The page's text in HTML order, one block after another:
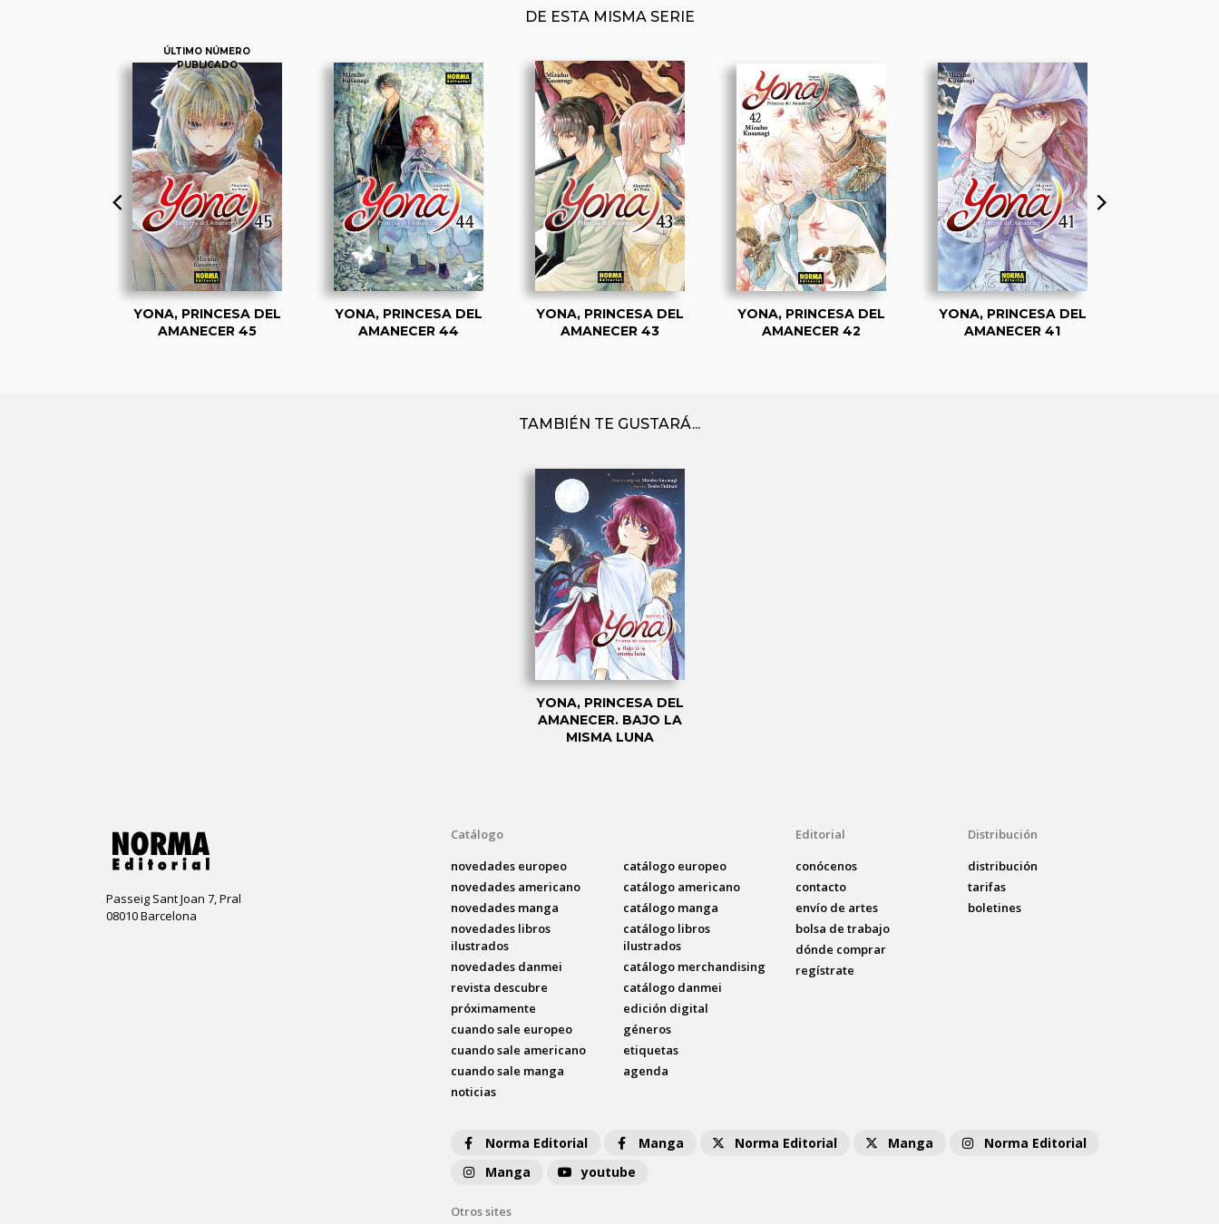
DE ESTA MISMA SERIE
ÚLTIMO NÚMERO
PUBLICADO
YONA, PRINCESA DEL
AMANECER 45
YONA, PRINCESA DEL
AMANECER 44
YONA, PRINCESA DEL
AMANECER 43
YONA, PRINCESA DEL
AMANECER 42
YONA, PRINCESA DEL
AMANECER 41
TAMBIÉN TE GUSTARÁ...
YONA, PRINCESA DEL
AMANECER. BAJO LA
MISMA LUNA
Passeig Sant Joan 7, Pral
08010 Barcelona
Catálogo
novedades europeo
novedades americano
novedades manga
novedades libros
ilustrados
novedades danmei
revista descubre
próximamente
cuando sale europeo
cuando sale americano
cuando sale manga
noticias
catálogo europeo
catálogo americano
catálogo manga
catálogo libros
ilustrados
catálogo merchandising
catálogo danmei
edición digital
géneros
etiquetas
agenda
Editorial
conócenos
contacto
envío de artes
bolsa de trabajo
dónde comprar
regístrate
Distribución
distribución
tarifas
boletines
Norma Editorial Manga Norma Editorial Manga
Norma Editorial
Manga
youtube
Otros sites